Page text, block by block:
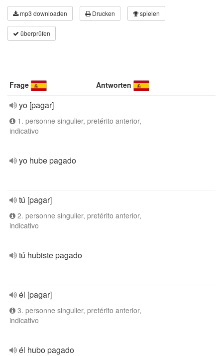
mp3 downloaden Drucken spielen
überprüfen
Frage Antworten
yo [pagar]
1. personne singulier, pretérito anterior,
indicativo
yo hube pagado
tú [pagar]
2. personne singulier, pretérito anterior,
indicativo
tú hubiste pagado
él [pagar]
3. personne singulier, pretérito anterior,
indicativo
él hubo pagado